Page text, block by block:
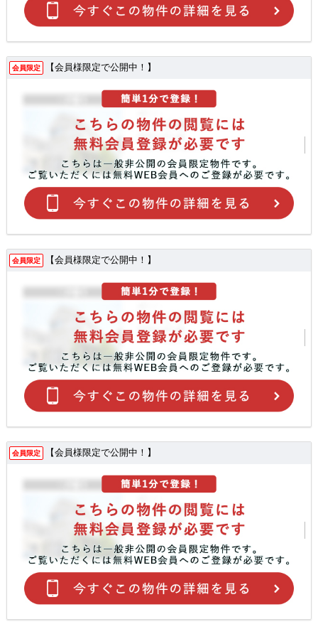
会員限定 【会員様限定で公開中！】
会員限定 【会員様限定で公開中！】
会員限定 【会員様限定で公開中！】